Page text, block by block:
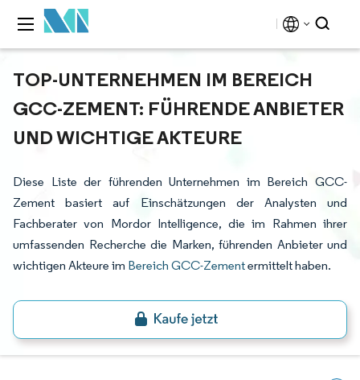
TOP-UNTERNEHMEN IM BEREICH
GCC-ZEMENT: FÜHRENDE ANBIETER
UND WICHTIGE AKTEURE
Diese Liste der führenden Unternehmen im Bereich GCC-
Zement basiert auf Einschätzungen der Analysten und
Fachberater von Mordor Intelligence, die im Rahmen ihrer
umfassenden Recherche die Marken, führenden Anbieter und
wichtigen Akteure im Bereich GCC-Zementermittelt haben.